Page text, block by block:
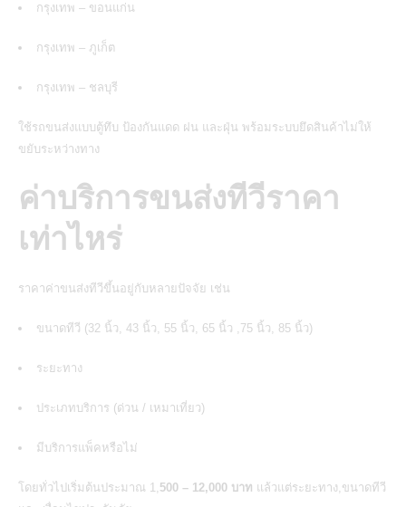
กรุงเทพ – ขอนแก่น
กรุงเทพ – ภูเก็ต
กรุงเทพ – ชลบุรี
ใช้รถขนส่งแบบตู้ทึบ ป้องกันแดด ฝน และฝุ่น พร้อมระบบยึดสินค้าไม่ให้
ขยับระหว่างทาง
ค่าบริการขนส่งทีวีราคา
เท่าไหร่
ราคาค่าขนส่งทีวีขึ้นอยู่กับหลายปัจจัย เช่น
ขนาดทีวี (32 นิ้ว, 43 นิ้ว, 55 นิ้ว, 65 นิ้ว ,75 นิ้ว, 85 นิ้ว)
ระยะทาง
ประเภทบริการ (ด่วน / เหมาเที่ยว)
มีบริการแพ็คหรือไม่
โดยทั่วไปเริ่มต้นประมาณ 1, 500 – 12,000 บาท แล้วแต่ระยะทาง,ขนาดทีวี